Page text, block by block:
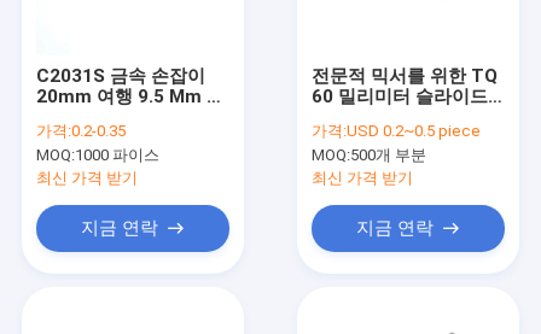
C2031S 금속 손잡이
20mm 여행 9.5 Mm 와
폰 및 마이크에 사용
가격:0.2-0.35
MOQ:1000 파이스
최신 가격 받기
지금 연락
전문적 믹서를 위한 TQ
60 밀리미터 슬라이드
어 슬라이드 포트
가격:USD 0.2~0.5 piece
MOQ:500개 부분
최신 가격 받기
지금 연락